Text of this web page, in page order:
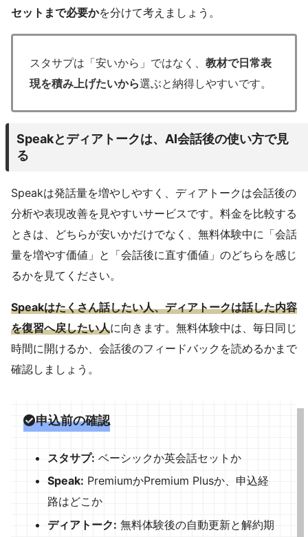
セットまで必要かを分けて考えましょう。
スタサプは「安いから」ではなく、 教材で日常表
現を積み上げたいから選ぶと納得しやすいです。
Speakとディアトークは、AI会話後の使い方で見
る
Speakは発話量を増やしやすく、ディアトークは会話後の
分析や表現改善を見やすいサービスです。料金を比較する
ときは、どちらが安いかだけでなく、無料体験中に「会話
量を増やす価値」と「会話後に直す価値」のどちらを感じ
るかを見てください。
Speakはたくさん話したい人、ディアトークは話した内容
を復習へ戻したい人に向きます。無料体験中は、毎日同じ
時間に開けるか、会話後のフィードバックを読めるかまで
確認しましょう。
申込前の確認
スタサプ: ベーシックか英会話セットか
Speak: PremiumかPremium Plusか、申込経
路はどこか
ディアトーク: 無料体験後の自動更新と解約期